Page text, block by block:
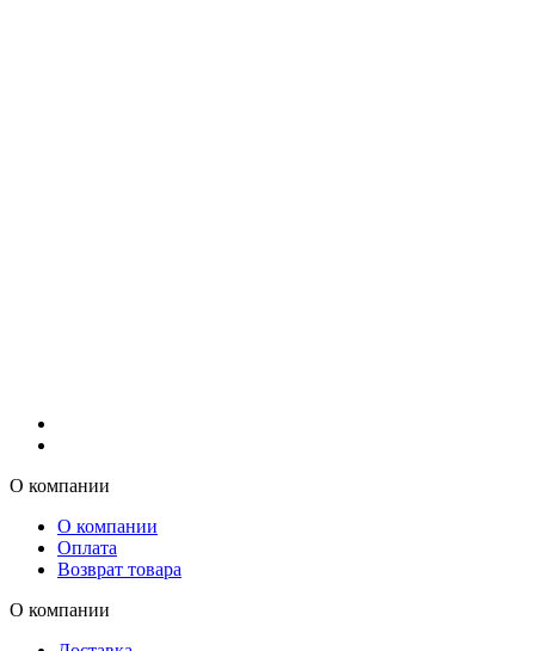
О компании
О компании
Оплата
Возврат товара
О компании